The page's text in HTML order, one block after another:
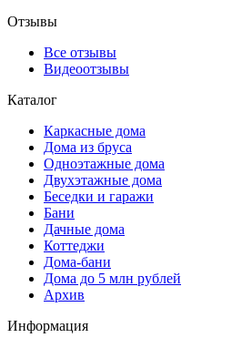
Отзывы
Все отзывы
Видеоотзывы
Каталог
Каркасные дома
Дома из бруса
Одноэтажные дома
Двухэтажные дома
Беседки и гаражи
Бани
Дачные дома
Коттеджи
Дома-бани
Дома до 5 млн рублей
Архив
Информация